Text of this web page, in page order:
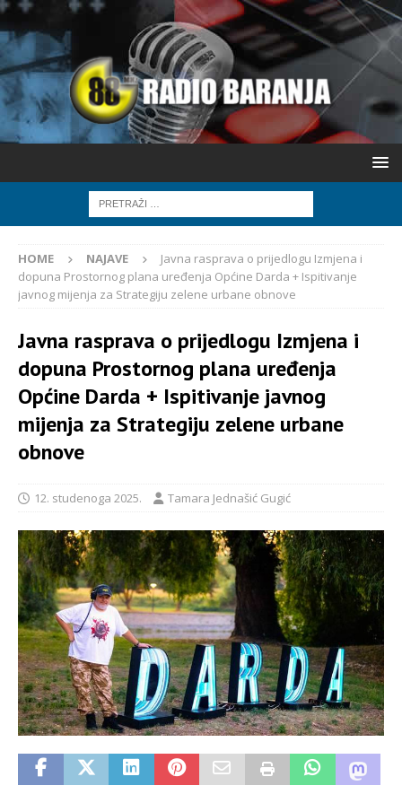
HOME NAJAVE
Javna rasprava o prijedlogu Izmjena i
dopuna Prostornog plana uređenja Općine Darda + Ispitivanje
javnog mijenja za Strategiju zelene urbane obnove
Javna rasprava o prijedlogu Izmjena i
dopuna Prostornog plana uređenja
Općine Darda + Ispitivanje javnog
mijenja za Strategiju zelene urbane
obnove
12. studenoga 2025. Tamara Jednašić Gugić